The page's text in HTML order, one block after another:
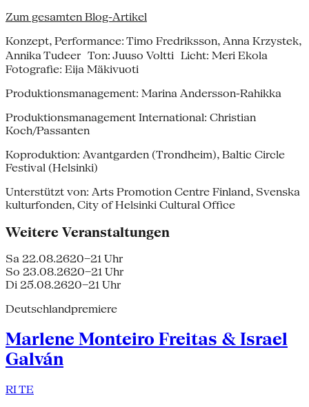
Zum gesamten Blog-Artikel
Konzept, Performance: Timo Fredriksson, Anna Krzystek,
Annika Tudeer Ton: Juuso Voltti Licht: Meri Ekola
Fotografie: Eija Mäkivuoti
Produktionsmanagement: Marina Andersson-Rahikka
Produktionsmanagement International: Christian
Koch/Passanten
Koproduktion: Avantgarden (Trondheim), Baltic Circle
Festival (Helsinki)
Unterstützt von: Arts Promotion Centre Finland, Svenska
kulturfonden, City of Helsinki Cultural Office
Weitere Veranstaltungen
Sa 22.08.2620–21 Uhr
So 23.08.2620–21 Uhr
Di 25.08.2620–21 Uhr
Deutschlandpremiere
Marlene Monteiro Freitas & Israel
Galván
RI TE